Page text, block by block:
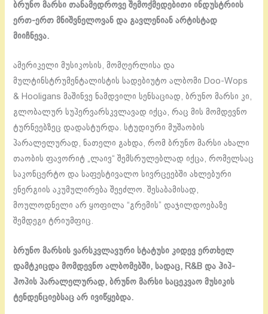
ბრუნო მარსი თანამედროვე შემოქმედებითი ინდუსტრიის
ერთ-ერთ მნიშვნელოვან და გავლენიან არტისტად
მიიჩნევა.
ამერიკელი მუსიკოსის, მომღერლისა და
მულტინსტრუმენტალისტის სადებიუტო ალბომი Doo-Wops
& Hooligans მაშინვე ნამდვილი სენსაციად, ბრუნო მარსი კი,
გლობალურ სუპერვარსკვლავად იქცა, რაც მის მომდევნო
ტურნეებზეც დადასტურდა. სტუდიური მუშაობის
პარალელურად, ნათელი გახდა, რომ ბრუნო მარსი ახალი
თაობის ფავორიტ „ლაივ“ შემსრულებლად იქცა, რომელსაც
საკონცერტო და საფესტივალო სივრცეებში ახლებური
ენერგიის აკუმულირება შეეძლო. შესაბამისად,
მოულოდნელი არ ყოფილა “გრემის” დაჯილდოებაზე
შემდეგი ტრიუმფიც.
ბრუნო მარსის ვარსკვლავური სტატუსი კიდევ ერთხელ
დამტკიცდა მომდევნო ალბომებში, სადაც, R&B და ჰიპ-
ჰოპის პარალელურად, ბრუნო მარსი საცეკვაო მუსიკის
ტენდენციებსაც არ ივიწყებდა.